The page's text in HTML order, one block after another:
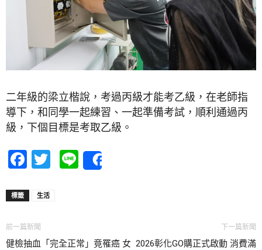
二年級的梁立楷說，考過丙級才能考乙級，在老師指
導下，和同學一起練習、一起準備考試，順利通過丙
級，下個目標是考取乙級。
Facebook
Twitter
Line
標籤 生活
前一篇新聞
健檢抽血「完全正常」竟罹癌 女
下一篇新聞
2026彰化GO購正式啟動 消費滿